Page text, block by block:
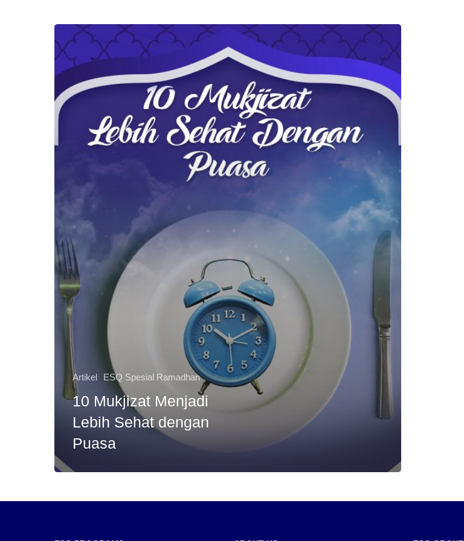
Mukjizat
Menjadi
Lebih
Sehat
dengan
Artikel ESQ Spesial Ramadhan
10 Mukjizat Menjadi
Lebih Sehat dengan
Puasa